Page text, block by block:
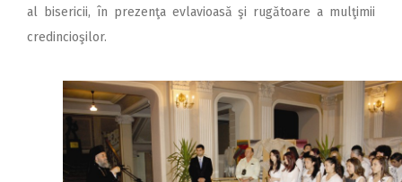
al bisericii, în prezenţa evlavioasă şi rugătoare a mulţimii
credincioşilor.